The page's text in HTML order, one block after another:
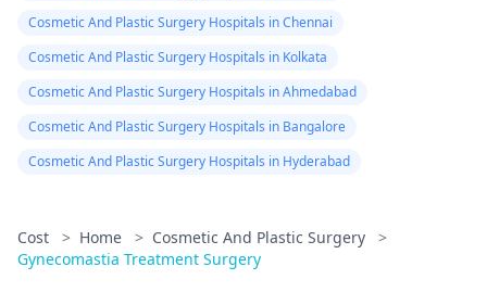
Cosmetic And Plastic Surgery Hospitals in Chennai
Cosmetic And Plastic Surgery Hospitals in Kolkata
Cosmetic And Plastic Surgery Hospitals in Ahmedabad
Cosmetic And Plastic Surgery Hospitals in Bangalore
Cosmetic And Plastic Surgery Hospitals in Hyderabad
Cost > Home > Cosmetic And Plastic Surgery
>
Gynecomastia Treatment Surgery